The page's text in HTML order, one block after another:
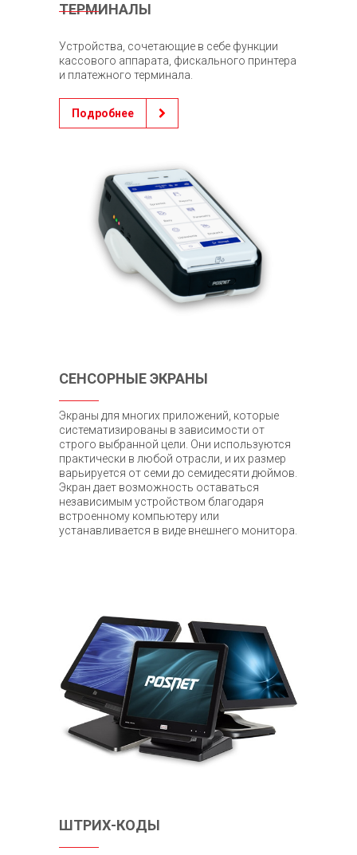
ТЕРМИНАЛЫ
Устройства, сочетающие в себе функции
кассового аппарата, фискального принтера
и платежного терминала.
Подробнее
СЕНСОРНЫЕ ЭКРАНЫ
Экраны для многих приложений, которые
систематизированы в зависимости от
строго выбранной цели. Они используются
практически в любой отрасли, и их размер
варьируется от семи до семидесяти дюймов.
Экран дает возможность оставаться
независимым устройством благодаря
встроенному компьютеру или
устанавливается в виде внешнего монитора.
ШТРИХ-КОДЫ